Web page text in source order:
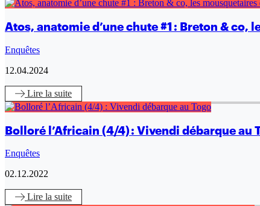
Atos, anatomie d’une chute #1 : Breton & co,
Enquêtes
12.04.2024
Lire la suite
Bolloré l’Africain (4/4) : Vivendi débarque au
Enquêtes
02.12.2022
Lire la suite